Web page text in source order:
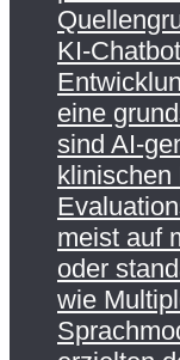
KI-
eine
sind AI-
klinischen
meist auf
oder
wie